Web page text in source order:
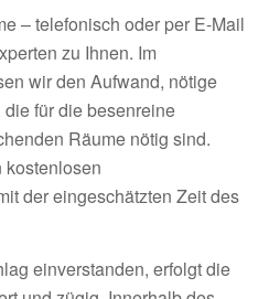
– telefonisch oder per E-Mail
zu Ihnen. Im
wir den Aufwand, nötige
für die besenreine
Räume nötig sind.
kostenlosen
der eingeschätzten Zeit des
einverstanden, erfolgt die